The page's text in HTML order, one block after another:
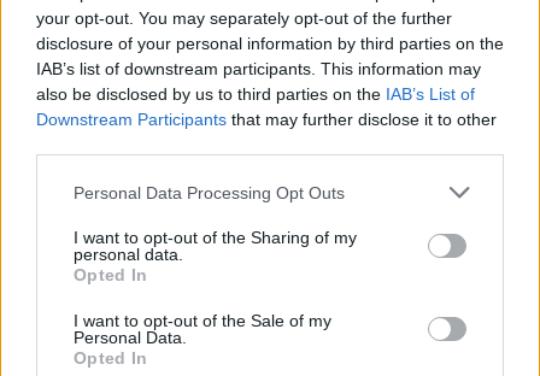
your opt-out. You may separately opt-out of the further
disclosure of your personal information by third parties on the
IAB’s list of downstream participants. This information may
also be disclosed by us to third parties on the IAB’s List of
Downstream Participants that may further disclose it to other
Personal Data Processing Opt Outs
I want to opt-out of the Sharing of my
personal data.
Opted In
I want to opt-out of the Sale of my
Personal Data.
Opted In
Rechercher
RECHERCHER
Articles récents
Facebook Accède à Vos Photos Sans Consentement:
Désactivez-le Facilement
Comment tourner la page après une rupture en 2026